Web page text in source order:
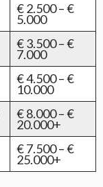
€ 2.500 – €
5.000
€ 3.500 – €
7.000
€ 4.500 – €
10.000
€ 8.000 – €
20.000+
€ 7.500 – €
25.000+